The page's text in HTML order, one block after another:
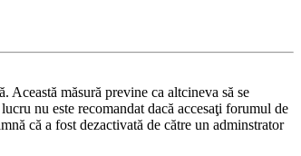
măsură previne ca altcineva să se
nu este recomandat dacă accesaţi forumul de
că a fost dezactivată de către un adminstrator